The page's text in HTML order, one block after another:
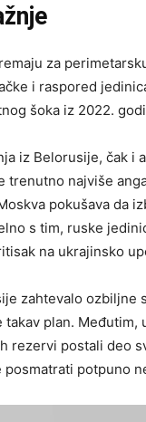
za
i raspored
šoka iz 2022.
iz Belorusije, čak i
trenutno najviše
pokušava da
s tim, ruske
na ukrajinsko
zahtevalo ozbiljne
plan. Međutim,
rezervi postali deo
potpuno